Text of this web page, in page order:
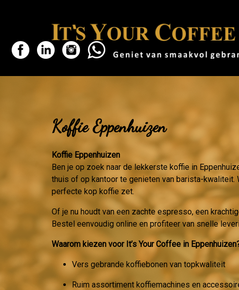
Koffie Eppenhuizen
Koffie Eppenhuizen
Ben je op zoek naar de lekkerste koffie in
thuis of op kantoor te genieten van barista-
perfecte kop koffie zet.
Of je nu houdt van een zachte espresso, een
Bestel eenvoudig online en profiteer van snelle
Waarom kiezen voor It’s Your Coffee in
Vers gebrande koffiebonen van topkwaliteit
Ruim assortiment koffiemachines en